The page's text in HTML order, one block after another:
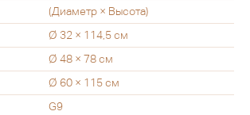
(Диаметр × Высота)
Ø 32 × 114,5 см
Ø 48 × 78 см
Ø 60 × 115 см
G9